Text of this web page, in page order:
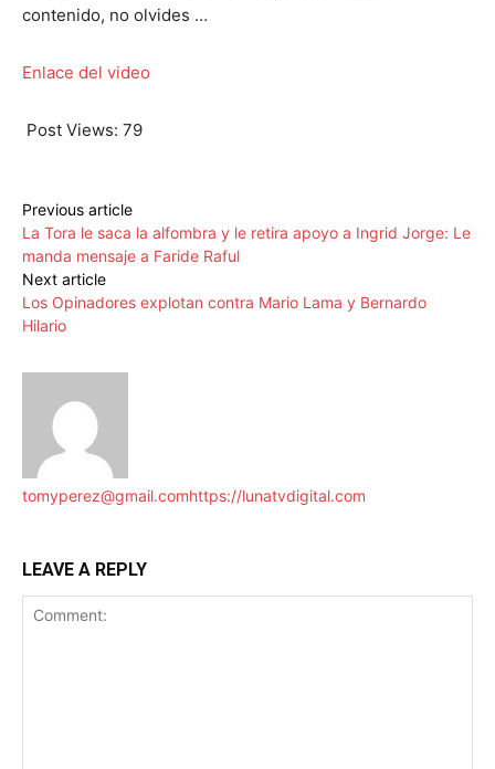
contenido, no olvides …
Enlace del video
Post Views: 79
Previous article
La Tora le saca la alfombra y le retira apoyo a Ingrid Jorge: Le
manda mensaje a Faride Raful
Next article
Los Opinadores explotan contra Mario Lama y Bernardo
Hilario
tomyperez@gmail.comhttps://lunatvdigital.com
LEAVE A REPLY